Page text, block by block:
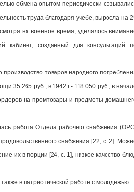
обмена опытом периодически
труда благодаря учебе, выросла на
на военное время, уделялось
кабинет, созданный для консультаций
товаров народного
35 265 руб., в 1942 г.- 118 050 руб., в
на промтовары и предметы
работа Отдела рабочего снабжения
снабжения [22, c. 2].
их в порции [24, c. 1], низкое качество
в патриотической работе с молодежью.